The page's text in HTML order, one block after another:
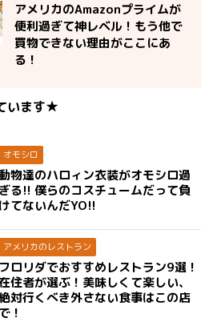
アメリカのAmazonプライムが
便利過ぎて神レベル！もう他で
買物できない理由がここにあ
る！
います★
オモシロ
物達のハロィン衣装がオモシロ過
ぎる!! 僕らのコスチュームだって負
けてないんだYO!!
アメリカのレストラン
フロリダでおすすめレストラン9選！
住者が選ぶ！美味しくて楽しい、
対行くべき外さない食事はこの店
で！